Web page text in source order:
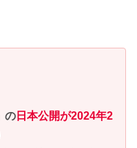
の 日本公開が2024年2